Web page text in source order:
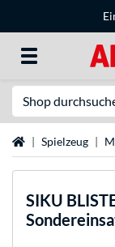
StartseiteSpielzeug
SIKU